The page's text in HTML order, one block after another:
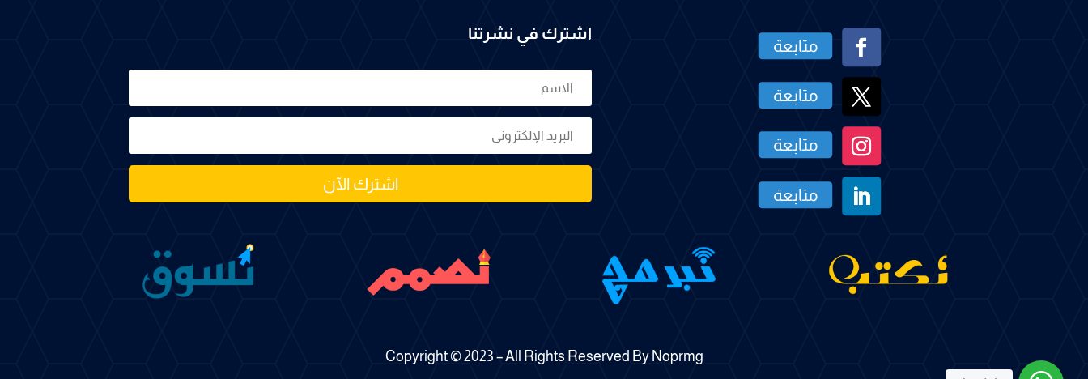
اشترك في نشرتنا
اشترك الآن
متابعة
متابعة
متابعة
متابعة
Copyright © 2023 – All Rights Reserved By Noprmg